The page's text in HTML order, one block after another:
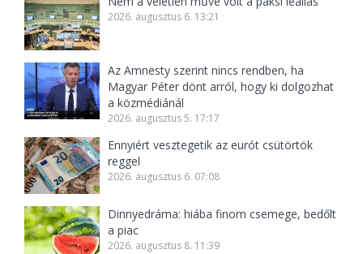
2026. augusztus 6. 13:21
Az Amnesty szerint nincs rendben, ha
Magyar Péter dönt arról, hogy ki dolgozhat
a közmédiánál
2026. augusztus 5. 17:17
Ennyiért vesztegetik az eurót csütörtök
reggel
2026. augusztus 6. 07:08
Dinnyedráma: hiába finom csemege, bedőlt
a piac
2026. augusztus 8. 11:39